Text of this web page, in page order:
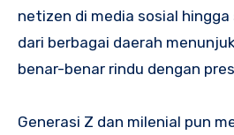
netizen di media sosial
dari berbagai daerah
benar-benar rindu dengan
Generasi Z dan milenial pun